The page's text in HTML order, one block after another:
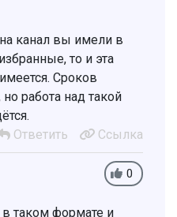
канал вы имели в
то и эта
Сроков
работа над такой
Ответить
Ссылка
0
таком формате и